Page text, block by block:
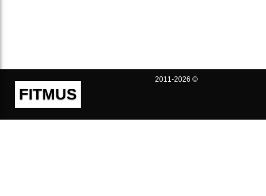
FITMUS
2011-2026 ©